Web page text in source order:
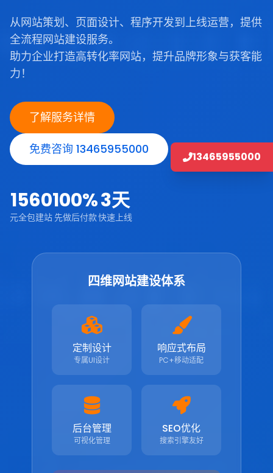
从网站策划、页面设计、程序开发到上线运营，提供
全流程网站建设服务。
助力企业打造高转化率网站，提升品牌形象与获客能
力！
了解服务详情
免费咨询 13465955000
1560
元全包建站
100%
先做后付款
3天
快速上线
四维网站建设体系
定制设计
专属UI设计
响应式布局
PC+移动适配
后台管理
可视化管理
SEO优化
搜索引擎友好
13465955000